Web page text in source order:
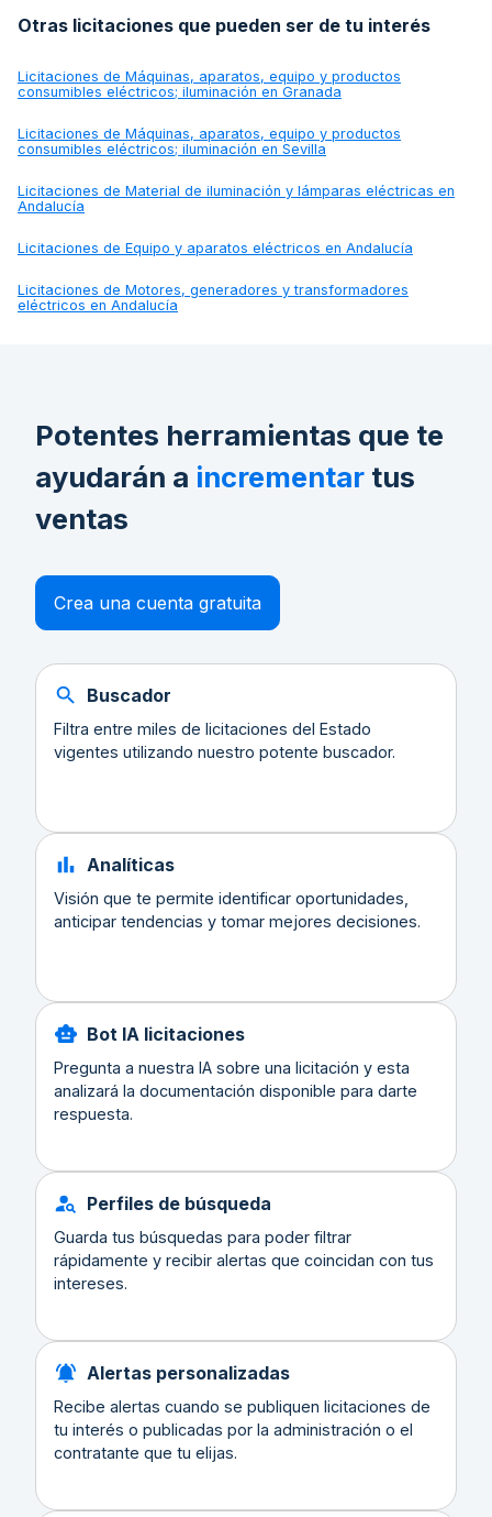
Otras licitaciones que pueden ser de tu interés
Licitaciones de Máquinas, aparatos, equipo y productos
consumibles eléctricos; iluminación en Granada
Licitaciones de Máquinas, aparatos, equipo y productos
consumibles eléctricos; iluminación en Sevilla
Licitaciones de Material de iluminación y lámparas eléctricas en
Andalucía
Licitaciones de Equipo y aparatos eléctricos en Andalucía
Licitaciones de Motores, generadores y transformadores
eléctricos en Andalucía
Potentes herramientas que te
ayudarán a incrementar tus
ventas
Crea una cuenta gratuita
Buscador
Filtra entre miles de licitaciones del Estado
vigentes utilizando nuestro potente buscador.
Analíticas
Visión que te permite identificar oportunidades,
anticipar tendencias y tomar mejores decisiones.
Bot IA licitaciones
Pregunta a nuestra IA sobre una licitación y esta
analizará la documentación disponible para darte
respuesta.
Perfiles de búsqueda
Guarda tus búsquedas para poder filtrar
rápidamente y recibir alertas que coincidan con tus
intereses.
Alertas personalizadas
Recibe alertas cuando se publiquen licitaciones de
tu interés o publicadas por la administración o el
contratante que tu elijas.